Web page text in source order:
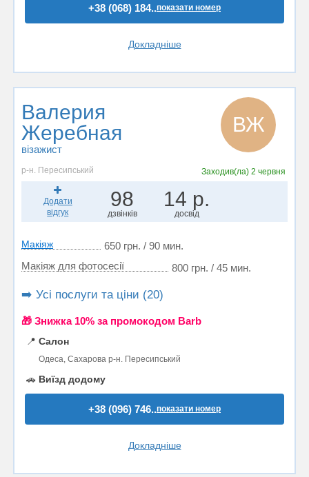
+38 (068) 184..показати номер
Докладніше
Валерия
Жеребная
візажист
ВЖ
р-н. Пересипський Заходив(ла) 2 червня
Додати
відгук
98
дзвінків
14 р.
досвід
Макіяж
650 грн. / 90 мин.
Макіяж для фотосесії
800 грн. / 45 мин.
➡️ Усі послуги та ціни (20)
🎁 Знижка 10% за промокодом Barb
📍 Салон
Одеса, Сахарова р-н. Пересипський
🚗 Виїзд додому
+38 (096) 746..показати номер
Докладніше